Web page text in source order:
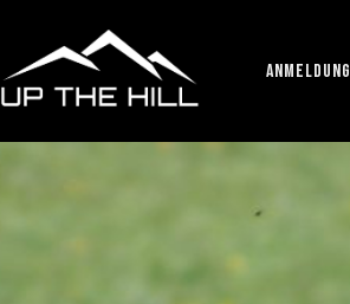
springen
ANMELDUNG